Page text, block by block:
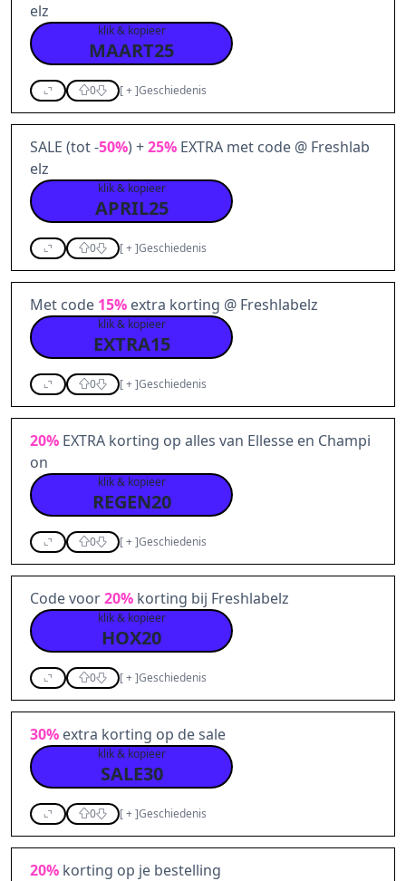
elz
klik & kopieer
MAART25
0 [+]Geschiedenis
SALE (tot -50%) +25% EXTRA met code @ Freshlab
elz
klik & kopieer
APRIL25
0 [+]Geschiedenis
Met code 15% extra korting @ Freshlabelz
klik & kopieer
EXTRA15
0 [+]Geschiedenis
20% EXTRA korting op alles van Ellesse en Champi
on
klik & kopieer
REGEN20
0 [+]Geschiedenis
Code voor20% korting bij Freshlabelz
klik & kopieer
HOX20
0 [+]Geschiedenis
30% extra korting op de sale
klik & kopieer
SALE30
0 [+]Geschiedenis
20% korting op je bestelling